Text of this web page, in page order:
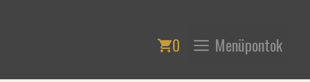
0 Menüpontok